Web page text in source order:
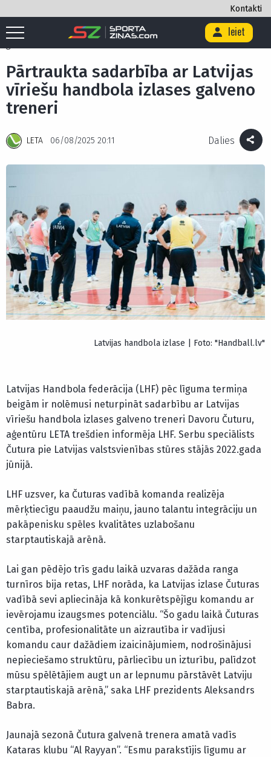
Kontakti
Ieiet
Sākums
Pārtraukta sadarbība ar Latvijas vīriešu handbola izlases
Pārtraukta sadarbība ar Latvijas
vīriešu handbola izlases galveno
treneri
LETA 06/08/2025 20:11 Dalies
Latvijas handbola izlase | Foto: "Handball.lv"
Latvijas Handbola federācija (LHF) pēc līguma termiņa
beigām ir nolēmusi neturpināt sadarbību ar Latvijas
vīriešu handbola izlases galveno treneri Davoru Čuturu,
aģentūru LETA trešdien informēja LHF. Serbu speciālists
Čutura pie Latvijas valstsvienības stūres stājās 2022.gada
jūnijā.
LHF uzsver, ka Čuturas vadībā komanda realizēja
mērķtiecīgu paaudžu maiņu, jauno talantu integrāciju un
pakāpenisku spēles kvalitātes uzlabošanu
starptautiskajā arēnā.
Lai gan pēdējo trīs gadu laikā uzvaras dažāda ranga
turnīros bija retas, LHF norāda, ka Latvijas izlase Čuturas
vadībā sevi apliecināja kā konkurētspējīgu komandu ar
ievērojamu izaugsmes potenciālu. “Šo gadu laikā Čuturas
centība, profesionalitāte un aizrautība ir vadījusi
komandu caur dažādiem izaicinājumiem, nodrošinājusi
nepieciešamo struktūru, pārliecību un izturību, palīdzot
mūsu spēlētājiem augt un ar lepnumu pārstāvēt Latviju
starptautiskajā arēnā,” saka LHF prezidents Aleksandrs
Babra.
Jaunajā sezonā Čutura galvenā trenera amatā vadīs
Kataras klubu “Al Rayyan”. “Esmu parakstījis līgumu ar